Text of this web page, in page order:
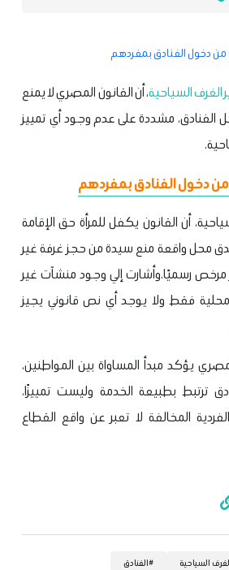
دخول الفنادق بمفردهم
الغرف السياحية، أن القانون المصري لا يمنع
الفنادق، مشددة على عدم وجود أي تمييز
دخول الفنادق بمفردهم
أن القانون يكفل للمرأة حق الإقامة
محل واقعة منع سيدة من حجز غرفة غير
مرخص رسميًا.وأشارت إلي وجود منشآت غير
فقط ولا يوجد أي نص قانوني يجيز
يؤكد مبدأ المساواة بين المواطنين،
ترتبط بطبيعة الخدمة وليست تمييزًا،
المخالفة لا تعبر عن واقع القطاع
السياحية #الفنادق